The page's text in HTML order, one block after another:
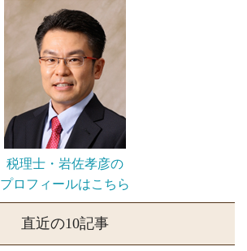
税理士・岩佐孝彦の
プロフィールはこちら
直近の10記事